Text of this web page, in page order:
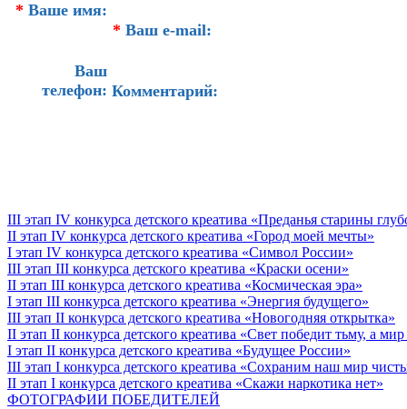
* Ваше имя:
* Ваш e-mail:
Ваш
телефон: Комментарий:
III этап IV конкурса детского креатива «Преданья старины
II этап IV конкурса детского креатива «Город моей мечты»
I этап IV конкурса детского креатива «Символ России»
III этап III конкурса детского креатива «Краски осени»
II этап III конкурса детского креатива «Космическая эра»
I этап III конкурса детского креатива «Энергия будущего»
III этап II конкурса детского креатива «Новогодняя открытка»
II этап II конкурса детского креатива «Свет победит тьму, а
I этап II конкурса детского креатива «Будущее России»
III этап I конкурса детского креатива «Сохраним наш мир
II этап I конкурса детского креатива «Скажи наркотика нет»
ФОТОГРАФИИ ПОБЕДИТЕЛЕЙ